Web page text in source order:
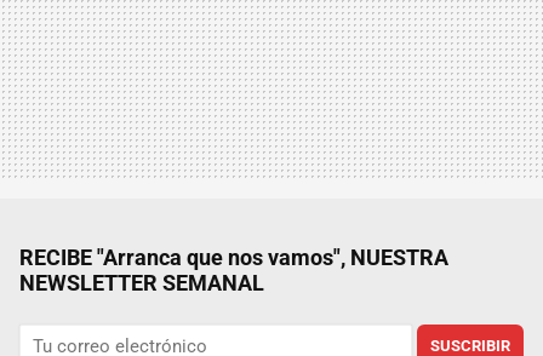
RECIBE "Arranca que nos vamos", NUESTRA
NEWSLETTER SEMANAL
SUSCRIBIR